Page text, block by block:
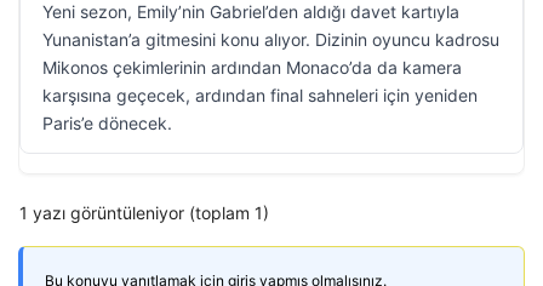
Yeni sezon, Emily’nin Gabriel’den aldığı davet kartıyla
Yunanistan’a gitmesini konu alıyor. Dizinin oyuncu kadrosu
Mikonos çekimlerinin ardından Monaco’da da kamera
karşısına geçecek, ardından final sahneleri için yeniden
Paris’e dönecek.
1 yazı görüntüleniyor (toplam 1)
Bu konuyu yanıtlamak için giriş yapmış olmalısınız.